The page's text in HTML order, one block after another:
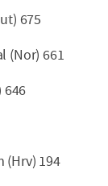
675
(Nor) 661
646
(Hrv) 194